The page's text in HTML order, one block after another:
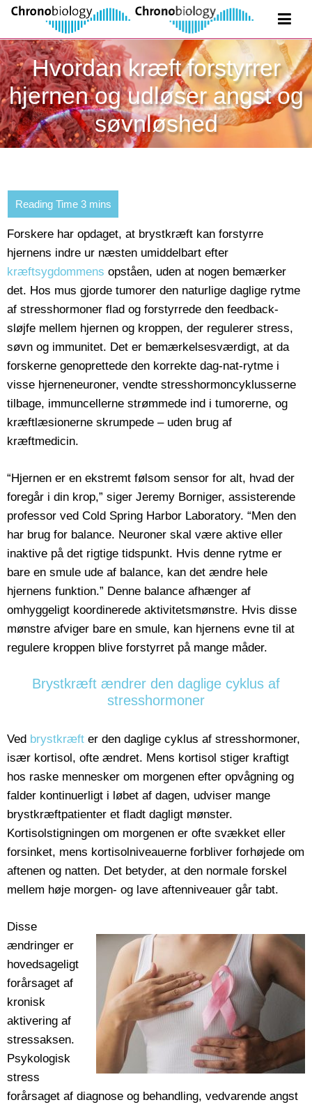
Hvordan kræft forstyrrer
hjernen og udløser angst og
søvnløshed
Forskere har opdaget, at brystkræft kan forstyrre
hjernens indre ur næsten umiddelbart efter
kræftsygdommens opståen, uden at nogen bemærker
det. Hos mus gjorde tumorer den naturlige daglige rytme
af stresshormoner flad og forstyrrede den feedback-
sløjfe mellem hjernen og kroppen, der regulerer stress,
søvn og immunitet. Det er bemærkelsesværdigt, at da
forskerne genoprettede den korrekte dag-nat-rytme i
visse hjerneneuroner, vendte stresshormoncyklusserne
tilbage, immuncellerne strømmede ind i tumorerne, og
kræftlæsionerne skrumpede – uden brug af
kræftmedicin.
“Hjernen er en ekstremt følsom sensor for alt, hvad der
foregår i din krop,” siger Jeremy Borniger, assisterende
professor ved Cold Spring Harbor Laboratory. “Men den
har brug for balance. Neuroner skal være aktive eller
inaktive på det rigtige tidspunkt. Hvis denne rytme er
bare en smule ude af balance, kan det ændre hele
hjernens funktion.” Denne balance afhænger af
omhyggeligt koordinerede aktivitetsmønstre. Hvis disse
mønstre afviger bare en smule, kan hjernens evne til at
regulere kroppen blive forstyrret på mange måder.
Brystkræft ændrer den daglige cyklus af
stresshormoner
Ved brystkræft er den daglige cyklus af stresshormoner,
især kortisol, ofte ændret. Mens kortisol stiger kraftigt
hos raske mennesker om morgenen efter opvågning og
falder kontinuerligt i løbet af dagen, udviser mange
brystkræftpatienter et fladt dagligt mønster.
Kortisolstigningen om morgenen er ofte svækket eller
forsinket, mens kortisolniveauerne forbliver forhøjede om
aftenen og natten. Det betyder, at den normale forskel
mellem høje morgen- og lave aftenniveauer går tabt.
Disse
ændringer er
hovedsageligt
forårsaget af
kronisk
aktivering af
stressaksen.
Psykologisk
stress
forårsaget af diagnose og behandling, vedvarende angst